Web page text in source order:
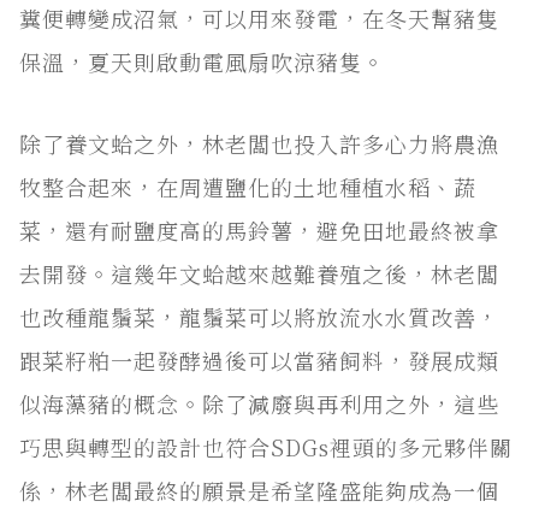
糞便轉變成沼氣，可以用來發電，在冬天幫豬隻
保溫，夏天則啟動電風扇吹涼豬隻。
除了養文蛤之外，林老闆也投入許多心力將農漁
牧整合起來，在周遭鹽化的土地種植水稻、蔬
菜，還有耐鹽度高的馬鈴薯，避免田地最終被拿
去開發。這幾年文蛤越來越難養殖之後，林老闆
也改種龍鬚菜，龍鬚菜可以將放流水水質改善，
跟菜籽粕一起發酵過後可以當豬飼料，發展成類
似海藻豬的概念。除了減廢與再利用之外，這些
巧思與轉型的設計也符合SDGs裡頭的多元夥伴關
係，林老闆最終的願景是希望隆盛能夠成為一個